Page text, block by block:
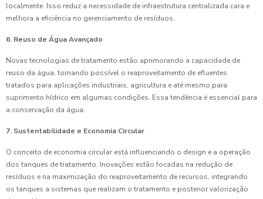
localmente. Isso reduz a necessidade de infraestrutura centralizada cara e
melhora a eficiência no gerenciamento de resíduos.
6. Reuso de Água Avançado
Novas tecnologias de tratamento estão aprimorando a capacidade de
reuso da água, tornando possível o reaproveitamento de efluentes
tratados para aplicações industriais, agricultura e até mesmo para
suprimento hídrico em algumas condições. Essa tendência é essencial para
a conservação da água.
7. Sustentabilidade e Economia Circular
O conceito de economia circular está influenciando o design e a operação
dos tanques de tratamento. Inovações estão focadas na redução de
resíduos e na maximização do reaproveitamento de recursos, integrando
os tanques a sistemas que realizam o tratamento e posterior valorização